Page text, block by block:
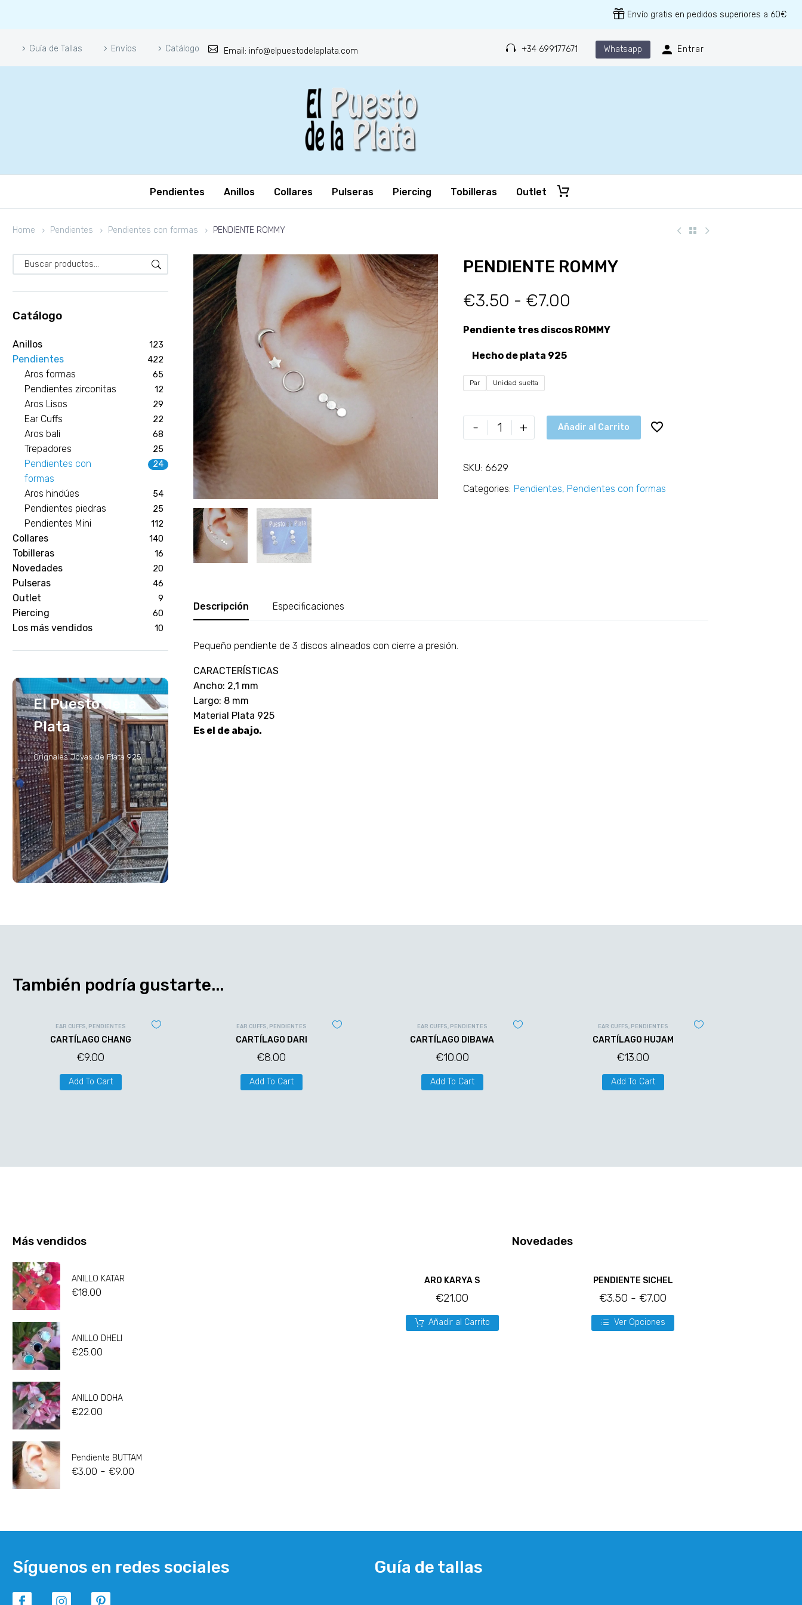
Envío gratis en pedidos superiores a 60€
Guía de Tallas Envíos Catálogo Email: info@elpuestodelaplata.com +34 699177671 Whatsapp Entrar
Pendientes Anillos Collares Pulseras Piercing Tobilleras Outlet
Home Pendientes Pendientes con formas PENDIENTE ROMMY
Catálogo
Anillos 123
Pendientes 422
Aros formas 65
Pendientes zirconitas 12
Aros Lisos 29
Ear Cuffs 22
Aros bali 68
Trepadores 25
Pendientes con
formas
24
Aros hindúes 54
Pendientes piedras 25
Pendientes Mini 112
Collares 140
Tobilleras 16
Novedades 20
Pulseras 46
Outlet 9
Piercing 60
Los más vendidos 10
El Puesto de la
Plata
Orignales Joyas de Plata 925
PENDIENTE ROMMY
€3.50 - €7.00
Pendiente tres discos ROMMY
Hecho de plata 925
Par Unidad suelta
- + Añadir al Carrito
SKU: 6629
Categories: Pendientes, Pendientes con formas
Descripción Especificaciones
Pequeño pendiente de 3 discos alineados con cierre a presión.
CARACTERÍSTICAS
Ancho: 2,1 mm
Largo: 8 mm
Material Plata 925
Es el de abajo.
También podría gustarte...
EAR CUFFS, PENDIENTES
CARTÍLAGO CHANG
€9.00
Add To Cart
EAR CUFFS, PENDIENTES
CARTÍLAGO DARI
€8.00
Add To Cart
EAR CUFFS, PENDIENTES
CARTÍLAGO DIBAWA
€10.00
Add To Cart
EAR CUFFS, PENDIENTES
CARTÍLAGO HUJAM
€13.00
Add To Cart
Más vendidos
ANILLO KATAR
€18.00
ANILLO DHELI
€25.00
ANILLO DOHA
€22.00
Pendiente BUTTAM
€3.00 - €9.00
Novedades
ARO KARYA S
€21.00
Añadir al Carrito
PENDIENTE SICHEL
€3.50 - €7.00
Ver Opciones
Síguenos en redes sociales Guía de tallas